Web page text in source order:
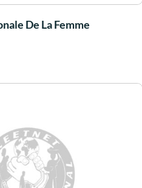
De La Femme